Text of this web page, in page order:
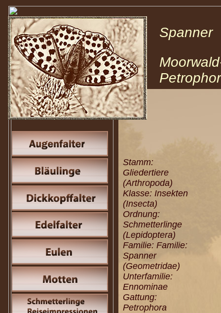
Stamm:
Gliedertiere
(Arthropoda)
Klasse: Insekten
(Insecta)
Ordnung:
Schmetterlinge
(Lepidoptera)
Familie: Familie:
Spanner
(Geometridae)
Unterfamilie:
Ennominae
Gattung:
Petrophora